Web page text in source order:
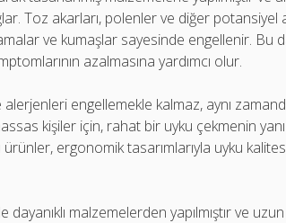
Toz akarları, polenler ve diğer
ve kumaşlar sayesinde engellenir. Bu
azalmasına yardımcı olur.
engellemekle kalmaz, aynı
kişiler için, rahat bir uyku çekmenin
ergonomik tasarımlarıyla uyku
malzemelerden yapılmıştır ve